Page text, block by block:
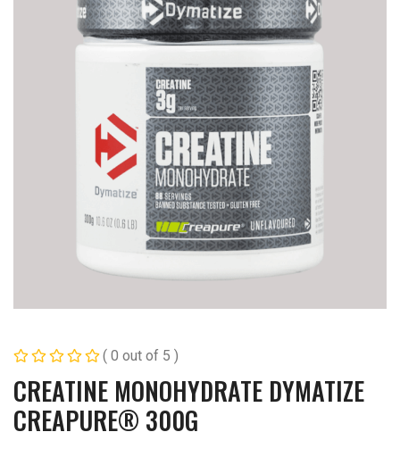
( 0 out of 5 )
CREATINE MONOHYDRATE DYMATIZE
CREAPURE® 300G